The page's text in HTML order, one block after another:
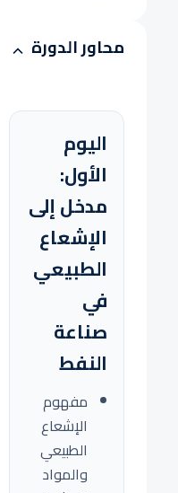
محاور الدورة
اليوم
الأول:
مدخل إلى
الإشعاع
الطبيعي
في
صناعة
النفط
مفهوم
الإشعاع
الطبيعي
والمواد